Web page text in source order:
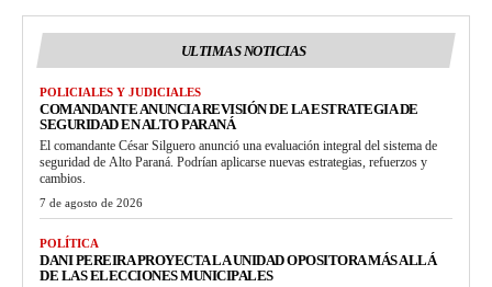
ULTIMAS NOTICIAS
POLICIALES Y JUDICIALES
COMANDANTE ANUNCIA REVISIÓN DE LA ESTRATEGIA DE
SEGURIDAD EN ALTO PARANÁ
El comandante César Silguero anunció una evaluación integral del sistema de
seguridad de Alto Paraná. Podrían aplicarse nuevas estrategias, refuerzos y
cambios.
7 de agosto de 2026
POLÍTICA
DANI PEREIRA PROYECTA LA UNIDAD OPOSITORA MÁS ALLÁ
DE LAS ELECCIONES MUNICIPALES